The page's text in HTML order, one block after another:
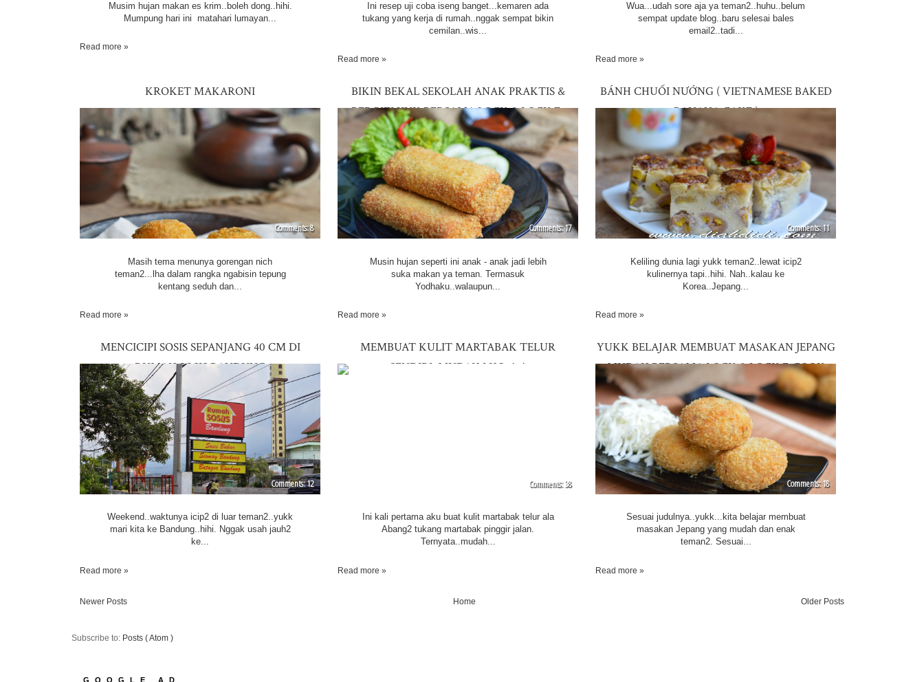
Musim hujan makan es krim..boleh dong..hihi.
Mumpung hari ini matahari lumayan...
Read more »
Ini resep uji coba iseng banget...kemaren ada
tukang yang kerja di rumah..nggak sempat bikin
cemilan..wis...
Read more »
Wua...udah sore aja ya teman2..huhu..belum
sempat update blog..baru selesai bales
email2..tadi...
Read more »
KROKET MAKARONI
Masih tema menunya gorengan nich
teman2...lha dalam rangka ngabisin tepung
kentang seduh dan...
8
Read more »
BIKIN BEKAL SEKOLAH ANAK PRAKTIS &
BERGIZI YUK BERSAMA LOCK & LOCK E-
COOK DECO FRY PAN...RISOLES ROTI TAWAR
Musin hujan seperti ini anak - anak jadi lebih
suka makan ya teman. Termasuk
Yodhaku..walaupun...
17
Read more »
BÁNH CHUỐI NƯỚNG ( VIETNAMESE BAKED
BANANA CAKE )
Keliling dunia lagi yukk teman2..lewat icip2
kulinernya tapi..hihi. Nah..kalau ke
Korea..Jepang...
11
Read more »
MENCICIPI SOSIS SEPANJANG 40 CM DI
RUMAH SOSIS BANDUNG
Weekend..waktunya icip2 di luar teman2..yukk
mari kita ke Bandung..hihi. Nggak usah jauh2
ke...
12
Read more »
MEMBUAT KULIT MARTABAK TELUR
SENDIRI..MUDAH LHO..^_^
Ini kali pertama aku buat kulit martabak telur ala
Abang2 tukang martabak pinggir jalan.
Ternyata..mudah...
38
Read more »
YUKK BELAJAR MEMBUAT MASAKAN JEPANG
MUDAH BERSAMA LOCK & LOCK E-COOK
DECO FRY PAN
Sesuai judulnya..yukk...kita belajar membuat
masakan Jepang yang mudah dan enak
teman2. Sesuai...
18
Read more »
Newer Posts Older Posts
Home
Subscribe to: Posts ( Atom )
GOOGLE AD